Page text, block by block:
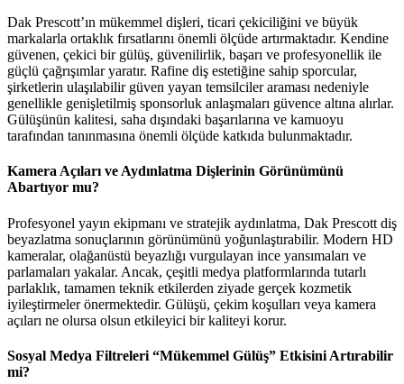
Dak Prescott’ın mükemmel dişleri, ticari çekiciliğini ve büyük
markalarla ortaklık fırsatlarını önemli ölçüde artırmaktadır. Kendine
güvenen, çekici bir gülüş, güvenilirlik, başarı ve profesyonellik ile
güçlü çağrışımlar yaratır. Rafine diş estetiğine sahip sporcular,
şirketlerin ulaşılabilir güven yayan temsilciler araması nedeniyle
genellikle genişletilmiş sponsorluk anlaşmaları güvence altına alırlar.
Gülüşünün kalitesi, saha dışındaki başarılarına ve kamuoyu
tarafından tanınmasına önemli ölçüde katkıda bulunmaktadır.
Kamera Açıları ve Aydınlatma Dişlerinin Görünümünü
Abartıyor mu?
Profesyonel yayın ekipmanı ve stratejik aydınlatma, Dak Prescott diş
beyazlatma sonuçlarının görünümünü yoğunlaştırabilir. Modern HD
kameralar, olağanüstü beyazlığı vurgulayan ince yansımaları ve
parlamaları yakalar. Ancak, çeşitli medya platformlarında tutarlı
parlaklık, tamamen teknik etkilerden ziyade gerçek kozmetik
iyileştirmeler önermektedir. Gülüşü, çekim koşulları veya kamera
açıları ne olursa olsun etkileyici bir kaliteyi korur.
Sosyal Medya Filtreleri “Mükemmel Gülüş” Etkisini Artırabilir
mi?